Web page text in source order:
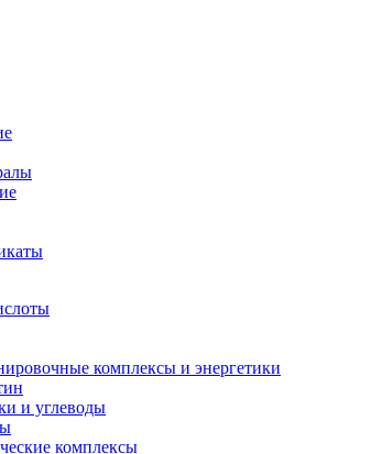
комплексы и энергетики
и углеводы
комплексы